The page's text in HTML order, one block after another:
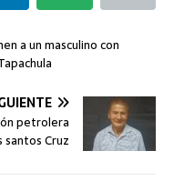
a un masculino con
petrolera
Cruz